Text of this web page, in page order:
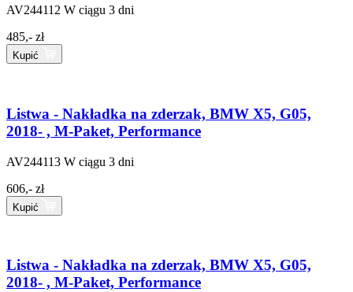
AV244112 W ciągu 3 dni
485,- zł
Kupić
Listwa - Nakładka na zderzak, BMW X5, G05,
2018- , M-Paket, Performance
AV244113 W ciągu 3 dni
606,- zł
Kupić
Listwa - Nakładka na zderzak, BMW X5, G05,
2018- , M-Paket, Performance